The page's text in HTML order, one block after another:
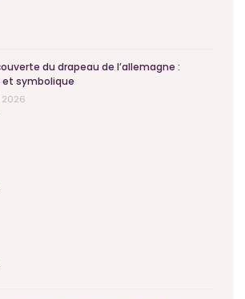
du drapeau de l’allemagne :
symbolique
2026